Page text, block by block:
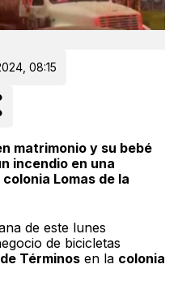
08:15
matrimonio y su bebé
incendio en una
Lomas de la
de este lunes
de bicicletas
Términos en la colonia